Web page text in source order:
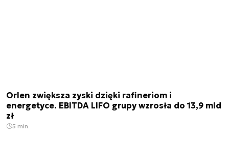
Orlen zwiększa zyski dzięki rafineriom i
energetyce. EBITDA LIFO grupy wzrosła do 13,9 mld
zł
5 min.